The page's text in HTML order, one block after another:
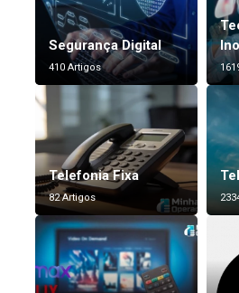
Segurança Digital
410 Artigos
Telefonia Fixa
82 Artigos